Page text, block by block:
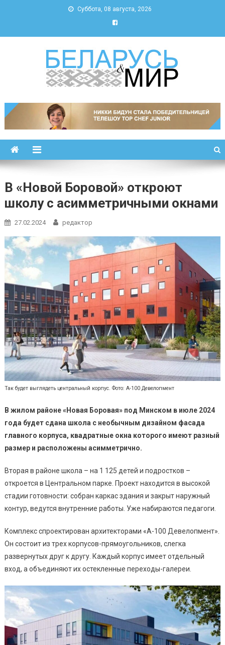
Суббота, 08 августа, 2026
Беларусь и мир
В «Новой Боровой» откроют
школу с асимметричными окнами
27.02.2024 редактор
Так будет выглядеть центральный корпус. Фото: А-100 Девелопмент
В жилом районе «Новая Боровая» под Минском в июле 2024
года будет сдана школа с необычным дизайном фасада
главного корпуса, квадратные окна которого имеют разный
размер и расположены асимметрично.
Вторая в районе школа – на 1 125 детей и подростков –
откроется в Центральном парке. Проект находится в высокой
стадии готовности: собран каркас здания и закрыт наружный
контур, ведутся внутренние работы. Уже набираются педагоги.
Комплекс спроектирован архитекторами «А-100 Девелопмент».
Он состоит из трех корпусов-прямоугольников, слегка
развернутых друг к другу. Каждый корпус имеет отдельный
вход, а объединяют их остекленные переходы-галереи.